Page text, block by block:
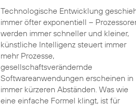
Technologische Entwicklung
immer öfter exponentiell –
werden immer schneller und kleiner,
künstliche Intelligenz steuert immer
mehr Prozesse,
gesellschaftsverändernde
Softwareanwendungen erscheinen in
immer kürzeren Abständen. Was wie
eine einfache Formel klingt, ist für